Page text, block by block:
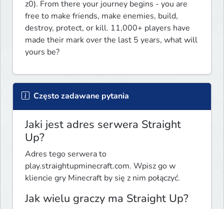
z0). From there your journey begins - you are
free to make friends, make enemies, build,
destroy, protect, or kill. 11,000+ players have
made their mark over the last 5 years, what will
yours be?
Często zadawane pytania
Jaki jest adres serwera Straight
Up?
Adres tego serwera to
play.straightupminecraft.com. Wpisz go w
kliencie gry Minecraft by się z nim połączyć.
Jak wielu graczy ma Straight Up?